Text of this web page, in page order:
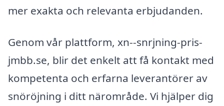
mer exakta och relevanta erbjudanden.
Genom vår plattform, xn--snrjning-pris-
jmbb.se, blir det enkelt att få kontakt med
kompetenta och erfarna leverantörer av
snöröjning i ditt närområde. Vi hjälper dig